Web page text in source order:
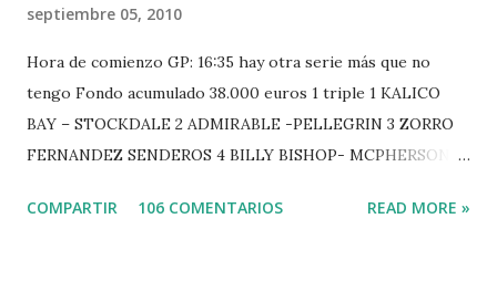
septiembre 05, 2010
Hora de comienzo GP: 16:35 hay otra serie más que no
tengo Fondo acumulado 38.000 euros 1 triple 1 KALICO
BAY – STOCKDALE 2 ADMIRABLE -PELLEGRIN 3 ZORRO
FERNANDEZ SENDEROS 4 BILLY BISHOP- MCPHERSON 5
-EPAILLARD 7 GIG AMAI M WHITAKER 8 SILVANA DU
COMPARTIR 106 COMENTARIOS READ MORE »